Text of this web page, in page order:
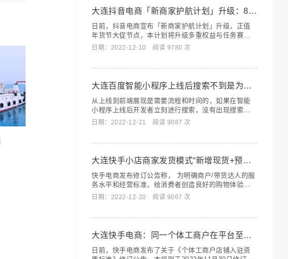
大连抖音电商「新商家护航计划」升级：8大重磅权益
日前，抖音电商宣布「新商家护航计划」升级，正值
年货节大促节点，本计划将升级多重权益与任务赛，
带领新商家参与本次年货节，快速完成店铺冷启动，
日期：2022-12-10 阅读 9780 次
大连百度智能小程序上线后搜索不到是为什么？
从上线到前端展现是需要流程和时间的，如果在智能
小程序上线后开发者立刻进行搜索，没有出现搜索结
果在正常预期内，智能小程序可能正处于分发流程
日期：2022-12-21 阅读 9087 次
大连快手小店商家发货模式“新增现货+预售”发货模式
快手电商发布修订公告称， 为明确商户/带货达人的服
务水平和经营标准，给消费者创造良好的购物体验，
现对《快手小店发货管理规则》进行修订。
日期：2022-12-20 阅读 9067 次
大连快手电商：同一个体工商户在平台至多仅能关联5个快手店铺
日前，快手电商发布了关于《个体工商户店铺入驻资